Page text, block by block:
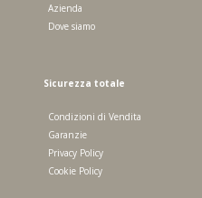
Azienda
Dove siamo
Sicurezza totale
Condizioni di Vendita
Garanzie
Privacy Policy
Cookie Policy